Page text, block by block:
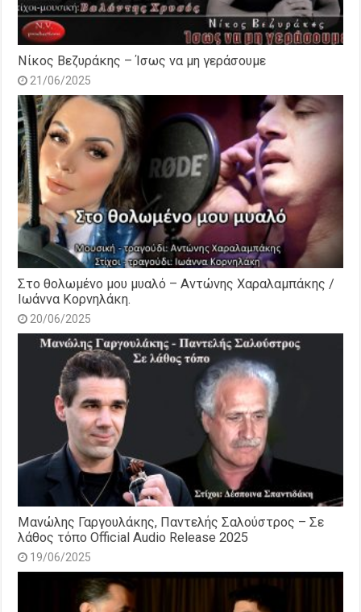
Νίκος Βεζυράκης – Ίσως να μη γεράσουμε
21/06/2025
Στο θολωμένο μου μυαλό – Αντώνης Χαραλαμπάκης /
Ιωάννα Κορνηλάκη.
20/06/2025
Μανώλης Γαργουλάκης, Παντελής Σαλούστρος – Σε
λάθος τόπο Official Audio Release 2025
19/06/2025